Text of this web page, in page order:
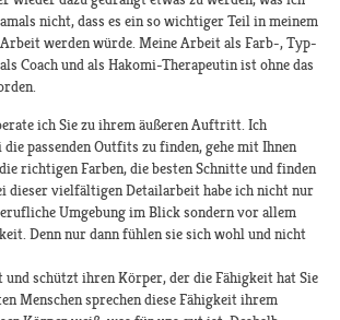
nicht, dass es ein so wichtiger Teil in meinem
werden würde. Meine Arbeit als Farb-, Typ-
Coach und als Hakomi-Therapeutin ist ohne das
ich Sie zu ihrem äußeren Auftritt. Ich
passenden Outfits zu finden, gehe mit Ihnen
richtigen Farben, die besten Schnitte und finden
dieser vielfältigen Detailarbeit habe ich nicht nur
Umgebung im Blick sondern vor allem
Denn nur dann fühlen sie sich wohl und nicht
und schützt ihren Körper, der die Fähigkeit hat Sie
Menschen sprechen diese Fähigkeit ihrem